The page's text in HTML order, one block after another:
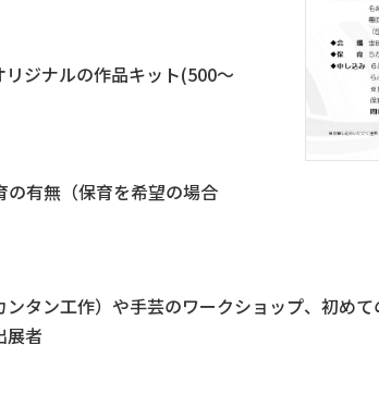
ジナルの作品キット(500～
の有無（保育を希望の場合
タン工作）や手芸のワークショップ、初め
展者